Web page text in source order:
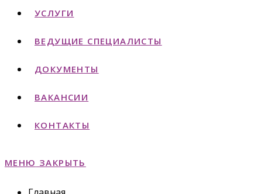
УСЛУГИ
ВЕДУЩИЕ СПЕЦИАЛИСТЫ
ДОКУМЕНТЫ
ВАКАНСИИ
КОНТАКТЫ
МЕНЮ ЗАКРЫТЬ